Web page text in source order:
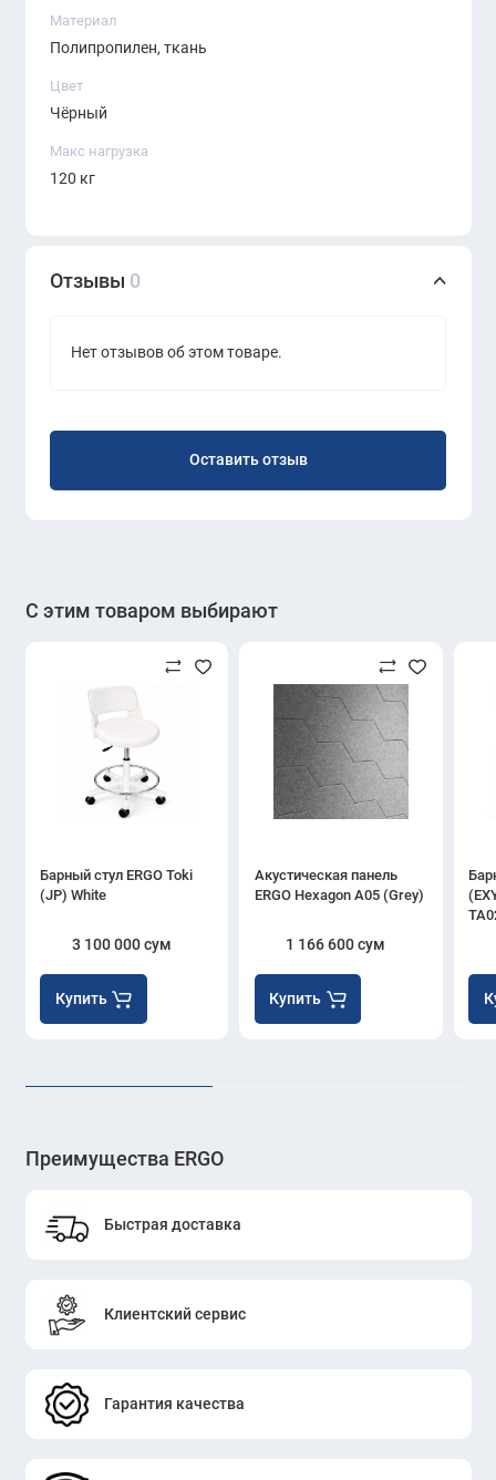
TA02) сочетает в себе стиль, комфорт и
функциональность, делая его отличным выбором для
Материал
Полипропилен, ткань
Цвет
Чёрный
Макс нагрузка
120 кг
Отзывы 0
Нет отзывов об этом товаре.
Оставить отзыв
С этим товаром выбирают
Барный стул ERGO Toki
(JP) White
3 100 000 сум
Купить
Акустическая панель
ERGO Hexagon A05 (Grey)
1 166 600 сум
Купить
Преимущества ERGO
Быстрая доставка
Клиентский сервис
Гарантия качества